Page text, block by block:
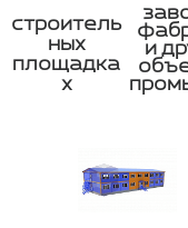
строитель
ных
площадка
х
и